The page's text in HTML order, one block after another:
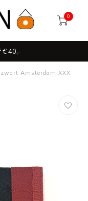
0
€ 40,-
Amsterdam XXX